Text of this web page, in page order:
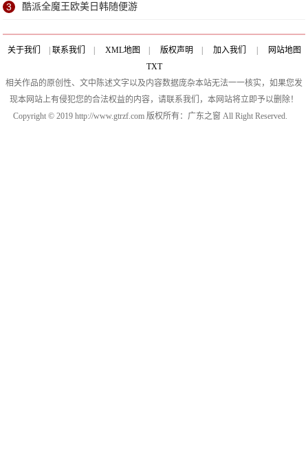
3 酷派全魔王欧美日韩随便游
关于我们 | 联系我们 | XML地图 | 版权声明 | 加入我们 |
网站地图
TXT
相关作品的原创性、文中陈述文字以及内容数据庞杂本站无法一一核实，如果您发
现本网站上有侵犯您的合法权益的内容，请联系我们，本网站将立即予以删除！
Copyright © 2019 http://www.gtrzf.com 版权所有：广东之窗 All Right Reserved.